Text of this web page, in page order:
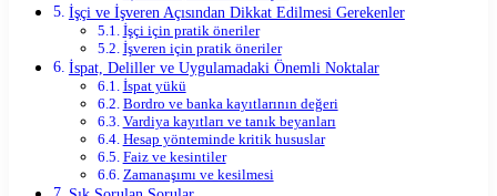
İşçi ve İşveren Açısından Dikkat Edilmesi Gerekenler
İşçi için pratik öneriler
İşveren için pratik öneriler
İspat, Deliller ve Uygulamadaki Önemli Noktalar
İspat yükü
Bordro ve banka kayıtlarının değeri
Vardiya kayıtları ve tanık beyanları
Hesap yönteminde kritik hususlar
Faiz ve kesintiler
Zamanaşımı ve kesilmesi